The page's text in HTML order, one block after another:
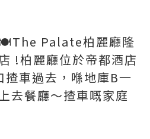
Palate柏麗廳隆
!柏麗廳位於帝都酒店
車過去，喺地庫B一
去餐廳～揸車嘅家庭